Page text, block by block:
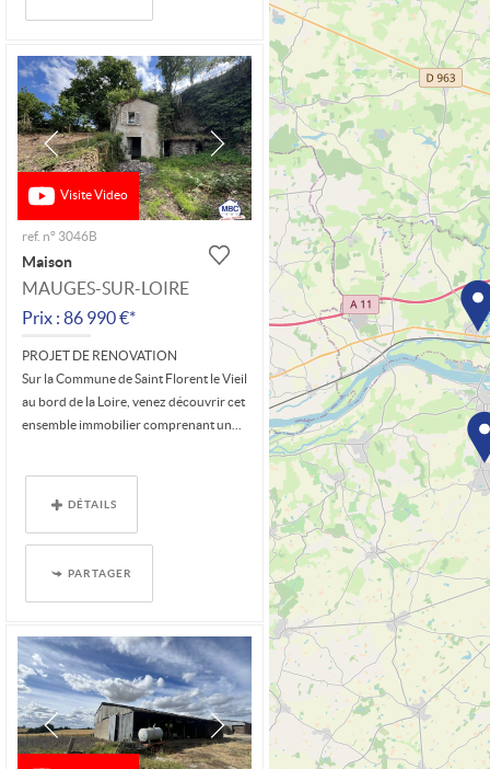
Visite Video
ref. n° 3046B
Maison
MAUGES-SUR-LOIRE
Prix : 86 990 €*
PROJET DE RENOVATION
Sur la Commune de Saint Florent le Vieil
au bord de la Loire, venez découvrir cet
ensemble immobilier comprenant un...
DÉTAILS
PARTAGER